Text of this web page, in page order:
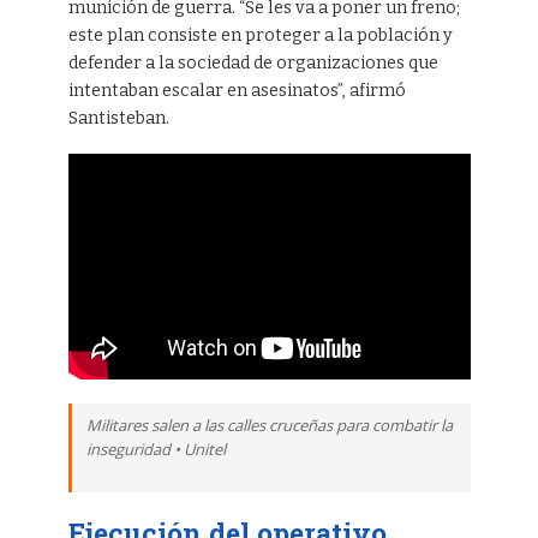
munición de guerra. “Se les va a poner un freno;
este plan consiste en proteger a la población y
defender a la sociedad de organizaciones que
intentaban escalar en asesinatos”, afirmó
Santisteban.
Militares salen a las calles cruceñas para combatir la
inseguridad • Unitel